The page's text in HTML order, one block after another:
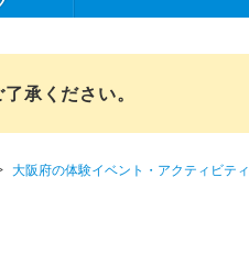
承ください。
大阪府の体験イベント・アクティビティ